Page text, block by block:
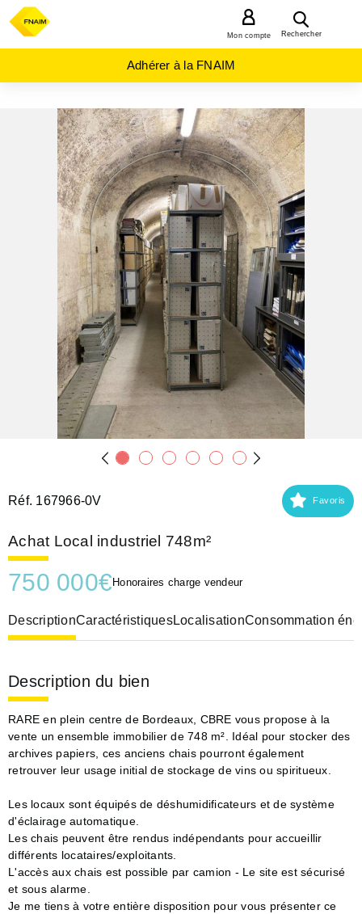
Rechercher
Mon compte
Adhérer à la FNAIM
INDUSTRIEL
NOUVELLE-
AQUITAINE
BORDEAUX
Réf. 167966-0V Favoris
Achat Local industriel 748m²
750 000€ Honoraires charge vendeur
DescriptionCaractéristiquesLocalisationConsommation
Description du bien
RARE en plein centre de Bordeaux, CBRE vous propose à la
vente un ensemble immobilier de 748 m². Idéal pour stocker des
archives papiers, ces anciens chais pourront également
retrouver leur usage initial de stockage de vins ou spiritueux.
Les locaux sont équipés de déshumidificateurs et de système
d'éclairage automatique.
Les chais peuvent être rendus indépendants pour accueillir
différents locataires/exploitants.
L'accès aux chais est possible par camion - Le site est sécurisé
et sous alarme.
Je me tiens à votre entière disposition pour vous présenter ce